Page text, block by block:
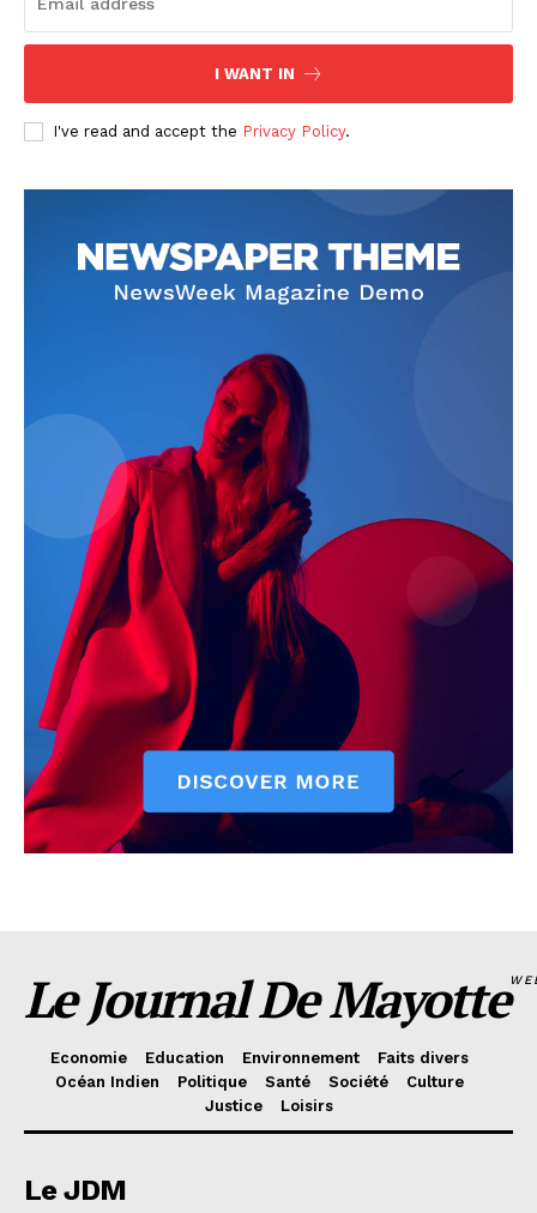
I WANT IN
I've read and accept the Privacy Policy.
Le Journal De Mayotte
Economie Education Environnement
Faits divers
Océan Indien
Politique Santé Société
Culture
Justice
Loisirs
Le JDM